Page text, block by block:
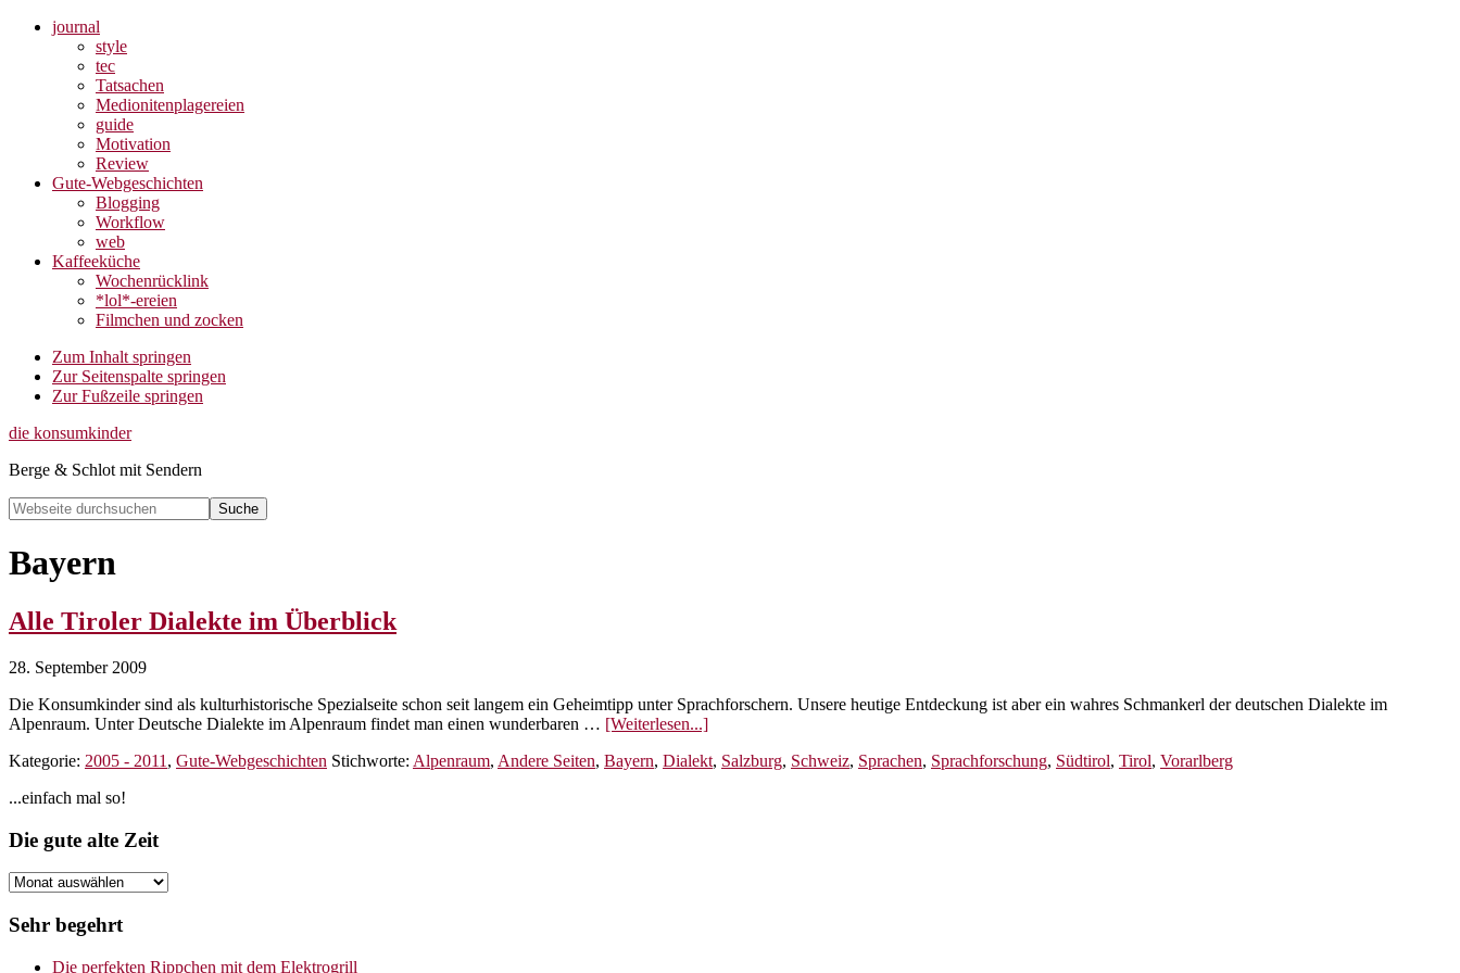
journal
style
tec
Tatsachen
Medionitenplagereien
guide
Motivation
Review
Gute-Webgeschichten
Blogging
Workflow
web
Kaffeeküche
Wochenrücklink
*lol*-ereien
Filmchen und zocken
Zum Inhalt springen
Zur Seitenspalte springen
Zur Fußzeile springen
die konsumkinder
Berge & Schlot mit Sendern
Webseite
durchsuchen
Search
Bayern
Alle Tiroler Dialekte im Überblick
28. September 2009
Die Konsumkinder sind als kulturhistorische Spezialseite schon seit langem ein Geheimtipp unter Sprachforschern. Unsere heutige Entdeckung ist aber ein wahres Schmankerl der deutschen Dialekte im
Alpenraum. Unter Deutsche Dialekte im Alpenraum findet man einen wunderbaren … [Weiterlesen...]ÜberAlle
Dialekte
Kategorie: 2005 - 2011 , Gute-Webgeschichten Stichworte: Alpenraum, Andere Seiten, Bayern, Dialekt, Salzburg, Schweiz, Sprachen, Sprachforschung, Südtirol, Tirol, Vorarlberg
Seitenspalte
...einfach mal so!
Footer
Die gute alte Zeit
Die
alte
Sehr begehrt
Die perfekten Rippchen mit dem Elektrogrill